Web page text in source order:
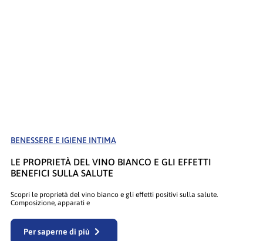
BENESSERE E IGIENE INTIMA
LE PROPRIETÀ DEL VINO BIANCO E GLI EFFETTI
BENEFICI SULLA SALUTE
Scopri le proprietà del vino bianco e gli effetti positivi sulla salute.
Composizione, apparati e
Per saperne di più